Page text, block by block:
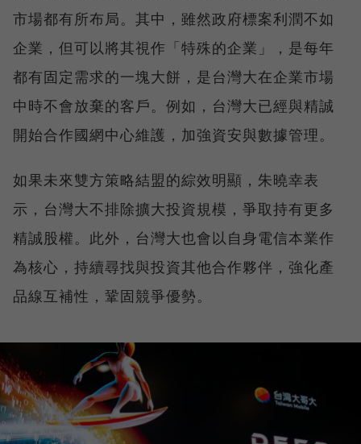
市場都有所布局。其中，雖然政府標案利潤不如
企業，但可以將其視作「特殊的企業」，是每年
都有固定需求的一塊大餅，是台灣大在企業市場
中時不會放棄的客戶。例如，台灣大已經與精誠
開始合作國網中心維護，加強資安與數據管理。
如果未來雙方策略結盟的綜效明顯，朱曉幸表
示，台灣大不排除擴大投資規模，爭取持有更多
精誠股權。此外，台灣大也會以自身電信本業作
為核心，持續尋找與投資其他合作夥伴，強化產
品線互補性，鞏固競爭優勢。